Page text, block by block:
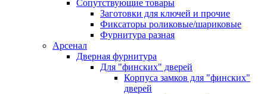
Сопутствующие товары
Заготовки для ключей и прочие
Фиксаторы роликовые/шариковые
Фурнитура разная
Арсенал
Дверная фурнитура
Для "финских" дверей
Корпуса замков для "финских"
дверей